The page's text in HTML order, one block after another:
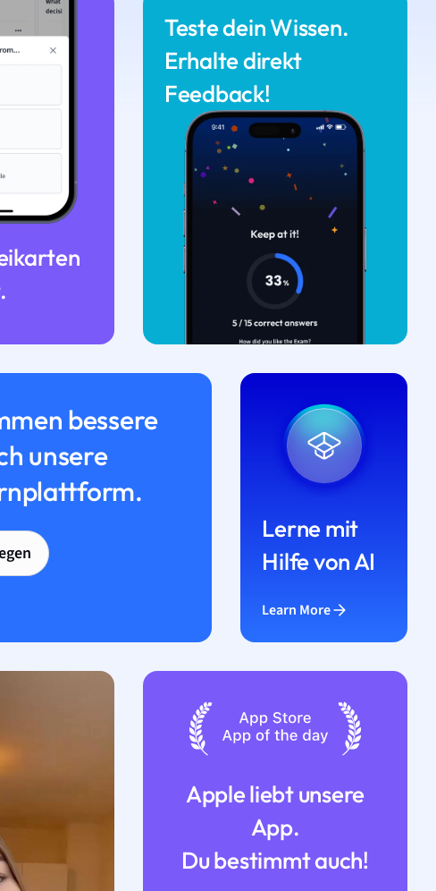
Teste dein Wissen.
Erhalte direkt
Feedback!
bessere
unsere
Lerne mit
Hilfe von AI
Learn More
Apple liebt unsere
App.
Du bestimmt auch!